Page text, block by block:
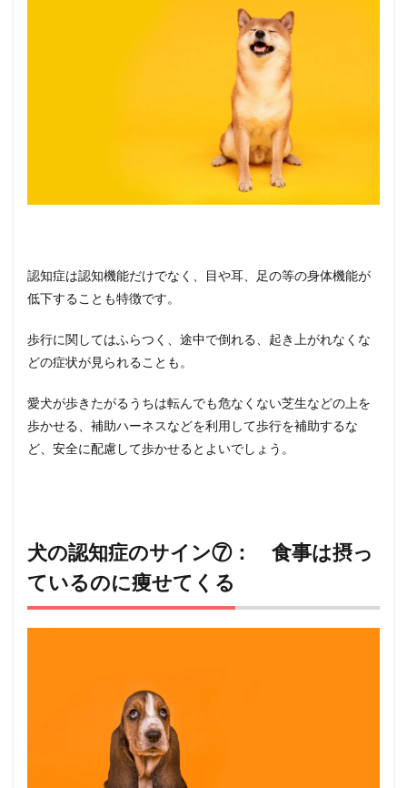
認知症は認知機能だけでなく、目や耳、足の等の身体機能が
低下することも特徴です。
歩行に関してはふらつく、途中で倒れる、起き上がれなくな
どの症状が見られることも。
愛犬が歩きたがるうちは転んでも危なくない芝生などの上を
歩かせる、補助ハーネスなどを利用して歩行を補助するな
ど、安全に配慮して歩かせるとよいでしょう。
犬の認知症のサイン⑦： 食事は摂っ
ているのに痩せてくる